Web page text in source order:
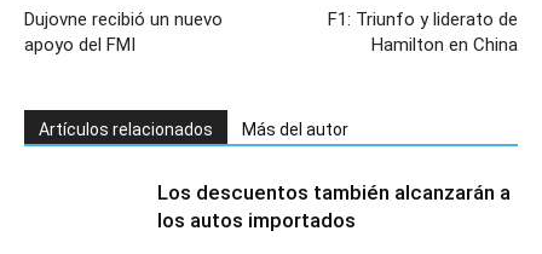
Dujovne recibió un nuevo
apoyo del FMI
F1: Triunfo y liderato de
Hamilton en China
Artículos relacionados Más del autor
Los descuentos también alcanzarán a
los autos importados